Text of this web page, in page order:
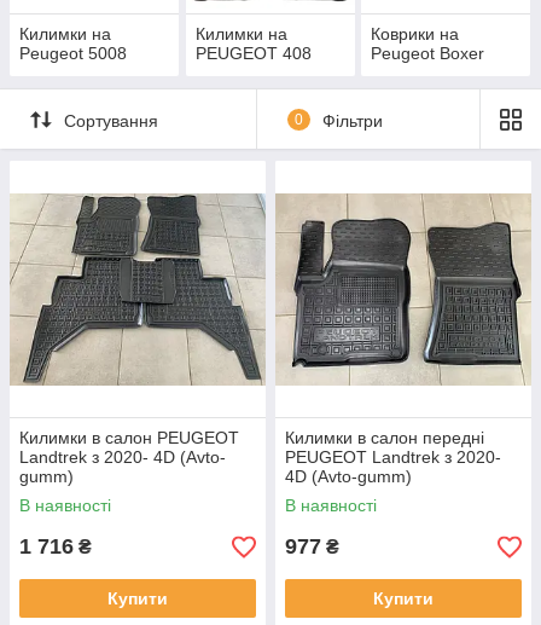
Килимки на
Peugeot 5008
Килимки на
PEUGEOT 408
Коврики на
Peugeot Boxer
Сортування 0 Фільтри
Килимки в салон PEUGEOT
Landtrek з 2020- 4D (Avto-
gumm)
В наявності
1 716 ₴
Купити
Килимки в салон передні
PEUGEOT Landtrek з 2020-
4D (Avto-gumm)
В наявності
977 ₴
Купити